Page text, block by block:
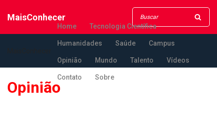
MaisConhecer
Home Tecnologia Científica
Humanidades Saúde Campus
Opinião Mundo Talento Vídeos
Contato Sobre
Opinião